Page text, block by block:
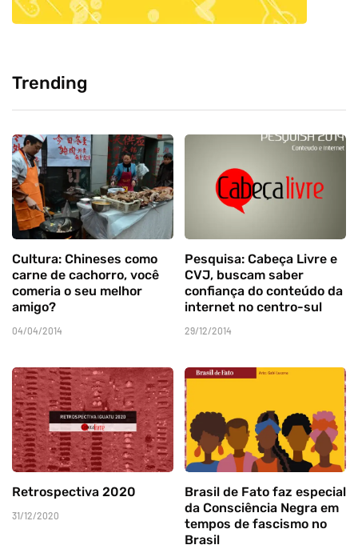
Trending
Cultura: Chineses como
carne de cachorro, você
comeria o seu melhor
amigo?
04/04/2014
Pesquisa: Cabeça Livre e
CVJ, buscam saber
confiança do conteúdo da
internet no centro-sul
29/12/2014
Retrospectiva 2020
31/12/2020
Brasil de Fato faz especial
da Consciência Negra em
tempos de fascismo no
Brasil